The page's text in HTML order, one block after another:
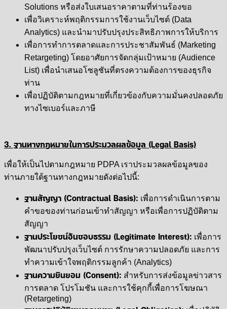
Solutions หรือส่งใบเสนอราคาตามที่ท่านร้องขอ
เพื่อวิเคราะห์พฤติกรรมการใช้งานเว็บไซต์ (Data
Analytics) และนำมาปรับปรุงประสิทธิภาพการให้บริการ
เพื่อการทำการตลาดและการประชาสัมพันธ์ (Marketing
Retargeting) โดยอาศัยการจัดกลุ่มเป้าหมาย (Audience
List) เพื่อนำเสนอโซลูชันที่ตรงความต้องการของธุรกิจ
ท่าน
เพื่อปฏิบัติตามกฎหมายที่เกี่ยวข้องกับความมั่นคงปลอดภัย
ทางไซเบอร์และภาษี
3. ฐานทางกฎหมายในการประมวลผลข้อมูล (Legal Basis)
เพื่อให้เป็นไปตามกฎหมาย PDPA เราประมวลผลข้อมูลของ
ท่านภายใต้ฐานทางกฎหมายดังต่อไปนี้:
ฐานสัญญา (Contractual Basis): เพื่อการดำเนินการตาม
คำขอของท่านก่อนเข้าทำสัญญา หรือเพื่อการปฏิบัติตาม
สัญญา
ฐานประโยชน์อันชอบธรรม (Legitimate Interest): เพื่อการ
พัฒนาปรับปรุงเว็บไซต์ การรักษาความปลอดภัย และการ
ทำความเข้าใจพฤติกรรมลูกค้า (Analytics)
ฐานความยินยอม (Consent): สำหรับการส่งข้อมูลข่าวสาร
การตลาด โปรโมชัน และการใช้คุกกี้เพื่อการโฆษณา
(Retargeting)